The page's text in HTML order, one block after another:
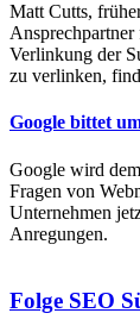
Matt Cutts,
Verlinkung der
zu verlinken,
Google bittet
Google wird
Fragen von
Unternehmen
Anregungen.
Folge SEO